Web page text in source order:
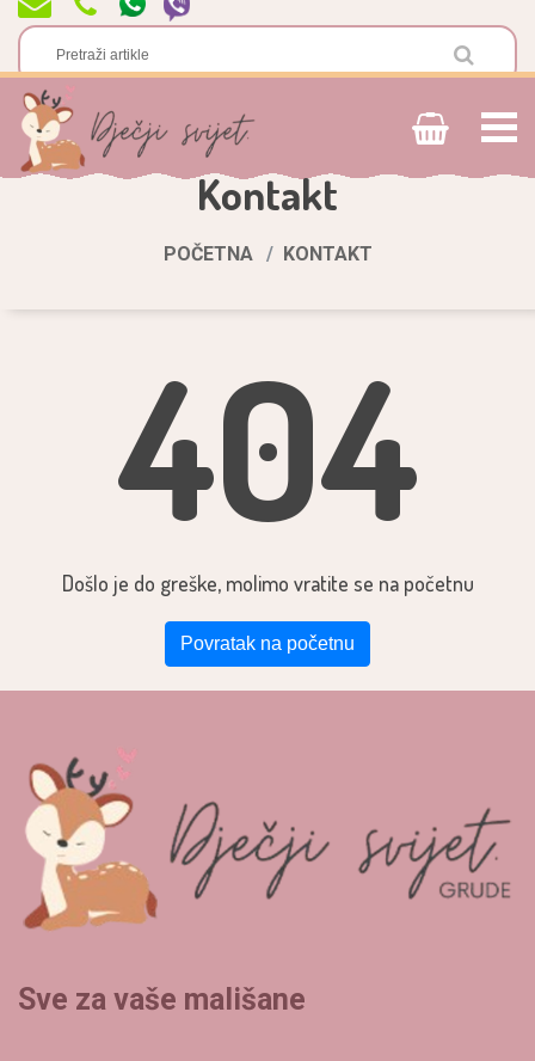
Kontakt
POČETNA KONTAKT
404
Došlo je do greške, molimo vratite se na početnu
Povratak na početnu
Sve za vaše mališane